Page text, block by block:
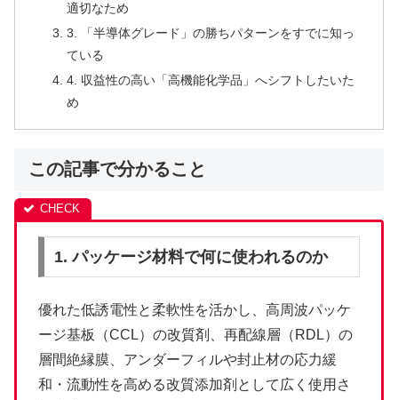
適切なため
3. 「半導体グレード」の勝ちパターンをすでに知っ
ている
4. 収益性の高い「高機能化学品」へシフトしたいた
め
この記事で分かること
1. パッケージ材料で何に使われるのか
優れた低誘電性と柔軟性を活かし、高周波パッケ
ージ基板（CCL）の改質剤、再配線層（RDL）の
層間絶縁膜、アンダーフィルや封止材の応力緩
和・流動性を高める改質添加剤として広く使用さ